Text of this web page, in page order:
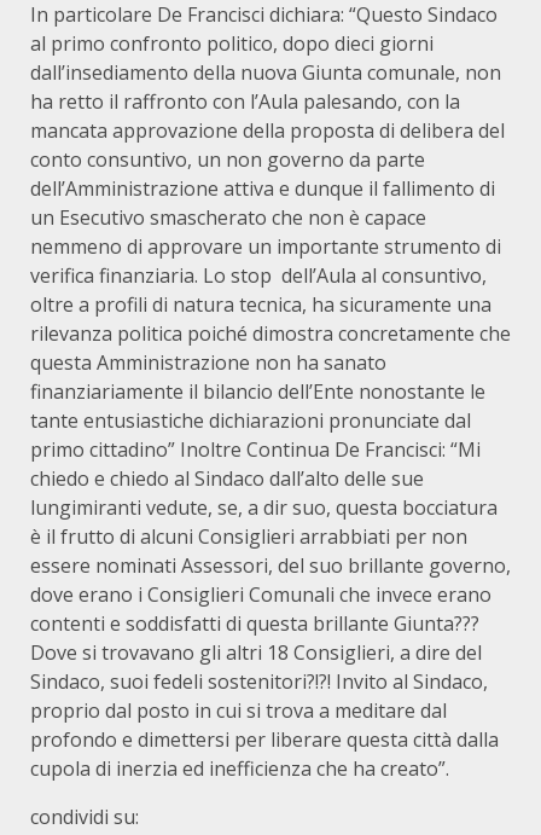
In particolare De Francisci dichiara: “Questo Sindaco
al primo confronto politico, dopo dieci giorni
dall’insediamento della nuova Giunta comunale, non
ha retto il raffronto con l’Aula palesando, con la
mancata approvazione della proposta di delibera del
conto consuntivo, un non governo da parte
dell’Amministrazione attiva e dunque il fallimento di
un Esecutivo smascherato che non è capace
nemmeno di approvare un importante strumento di
verifica finanziaria. Lo stop dell’Aula al consuntivo,
oltre a profili di natura tecnica, ha sicuramente una
rilevanza politica poiché dimostra concretamente che
questa Amministrazione non ha sanato
finanziariamente il bilancio dell’Ente nonostante le
tante entusiastiche dichiarazioni pronunciate dal
primo cittadino” Inoltre Continua De Francisci: “Mi
chiedo e chiedo al Sindaco dall’alto delle sue
lungimiranti vedute, se, a dir suo, questa bocciatura
è il frutto di alcuni Consiglieri arrabbiati per non
essere nominati Assessori, del suo brillante governo,
dove erano i Consiglieri Comunali che invece erano
contenti e soddisfatti di questa brillante Giunta???
Dove si trovavano gli altri 18 Consiglieri, a dire del
Sindaco, suoi fedeli sostenitori?!?! Invito al Sindaco,
proprio dal posto in cui si trova a meditare dal
profondo e dimettersi per liberare questa città dalla
cupola di inerzia ed inefficienza che ha creato”.
condividi su: